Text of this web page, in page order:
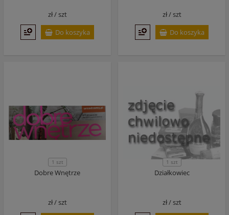
zł /szt
Do koszyka
zł /szt
Do koszyka
1 szt
Dobre Wnętrze
zł /szt
1 szt
Działkowiec
zł /szt